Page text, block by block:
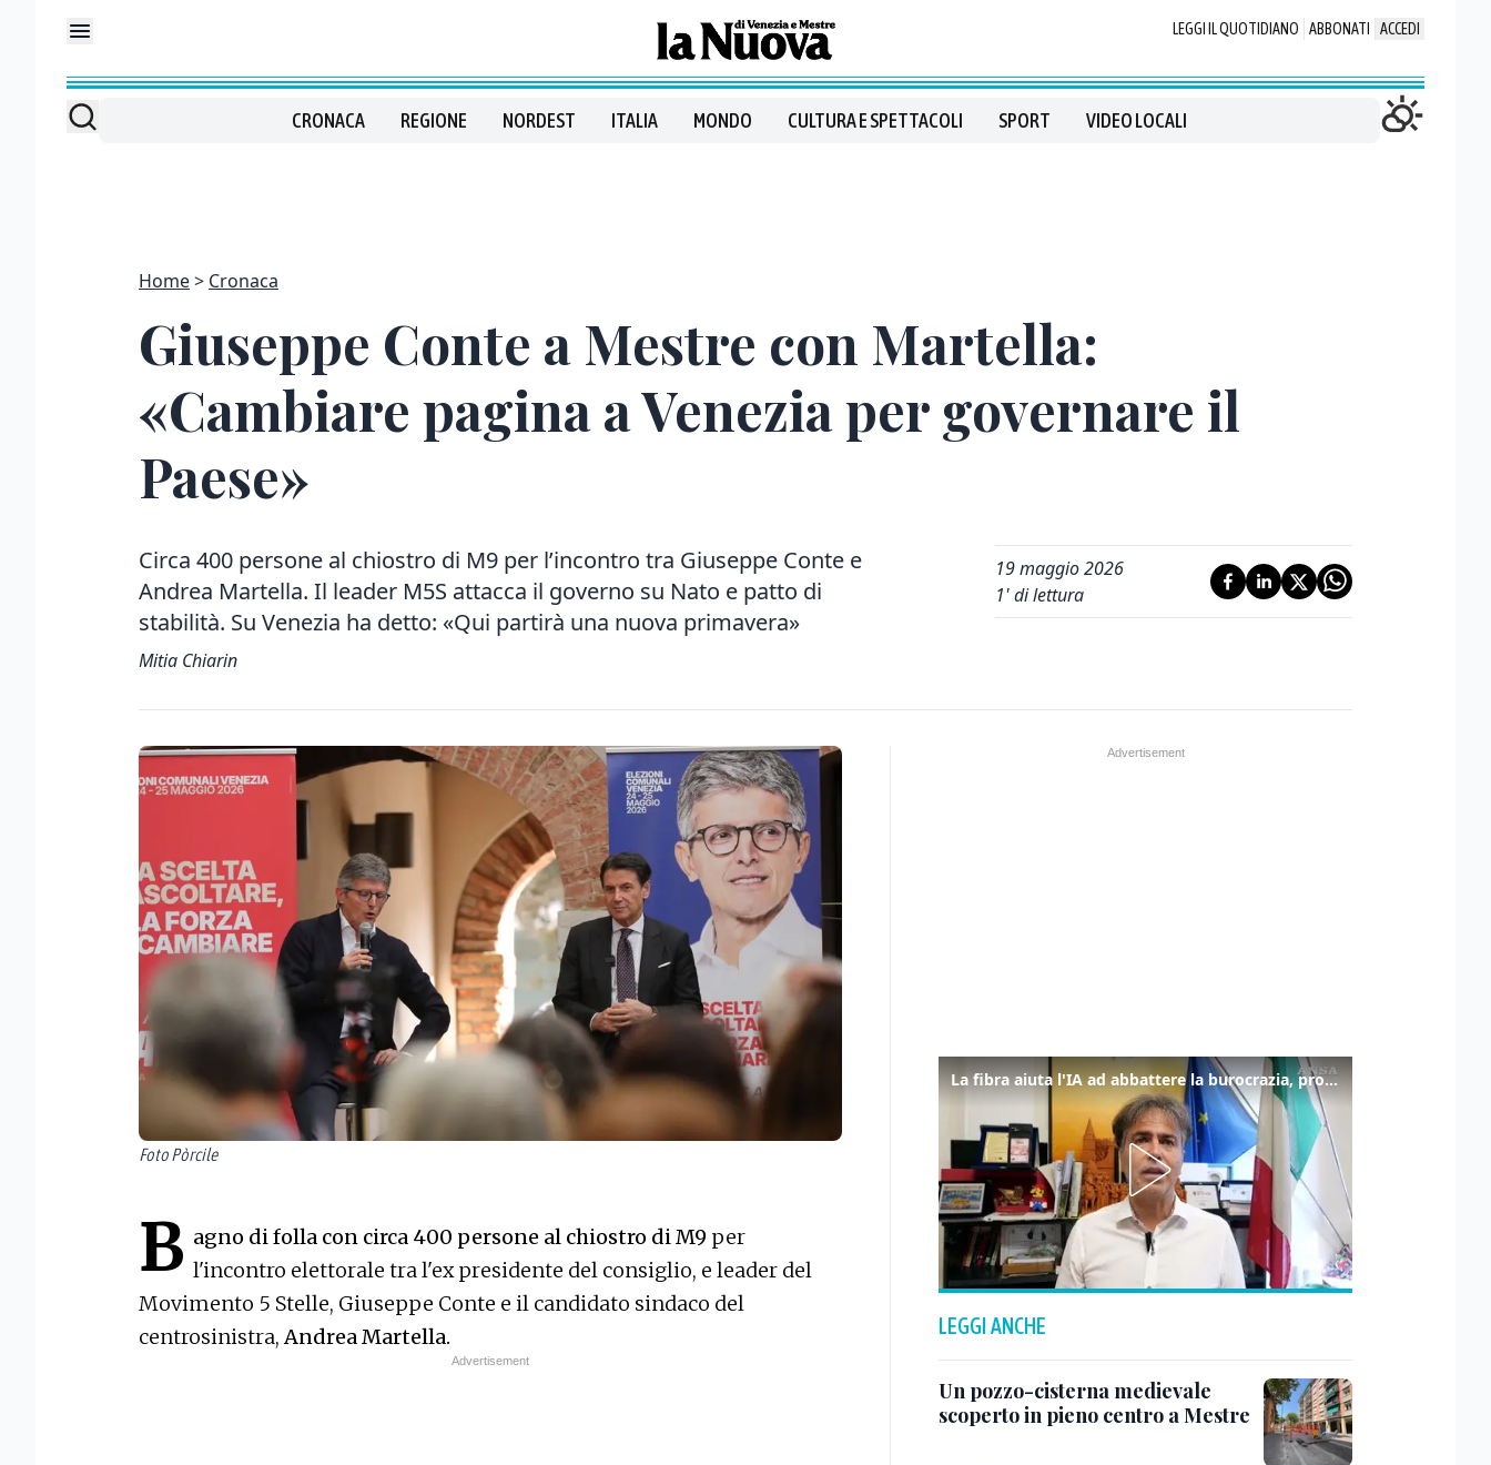
LEGGI IL QUOTIDIANO ABBONATI ACCEDI
CRONACA REGIONE NORDEST ITALIA MONDO CULTURA E SPETTACOLI SPORT VIDEO LOCALI
Home Cronaca
Giuseppe Conte a Mestre con Martella:
«Cambiare pagina a Venezia per governare il
Paese»
Circa 400 persone al chiostro di M9 per l’incontro tra Giuseppe Conte e
Andrea Martella. Il leader M5S attacca il governo su Nato e patto di
stabilità. Su Venezia ha detto: «Qui partirà una nuova primavera»
Mitia Chiarin
19 maggio 2026
1' di lettura
Foto Pòrcile
B agno di folla con circa 400 persone al chiostro di M9 per
l'incontro elettorale tra l'ex presidente del consiglio, e leader del
Movimento 5 Stelle, Giuseppe Conte e il candidato sindaco del
centrosinistra,Andrea Martella.
La fibra aiuta l'IA ad abbattere la burocrazia, progetto pilota in Veneto
LEGGI ANCHE
Un pozzo-cisterna medievale
scoperto in pieno centro a Mestre